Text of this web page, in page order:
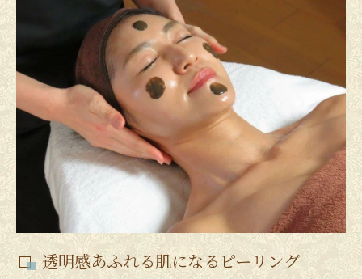
透明感あふれる肌になるピーリング